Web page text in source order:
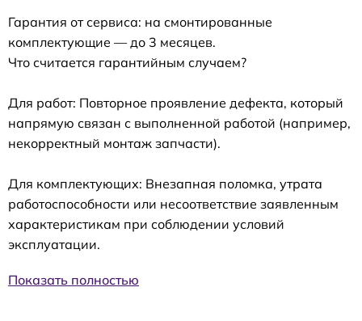
Гарантия от сервиса: на смонтированные
комплектующие — до 3 месяцев.
Что считается гарантийным случаем?
Для работ: Повторное проявление дефекта, который
напрямую связан с выполненной работой (например,
некорректный монтаж запчасти).
Для комплектующих: Внезапная поломка, утрата
работоспособности или несоответствие заявленным
характеристикам при соблюдении условий
эксплуатации.
Показать полностью